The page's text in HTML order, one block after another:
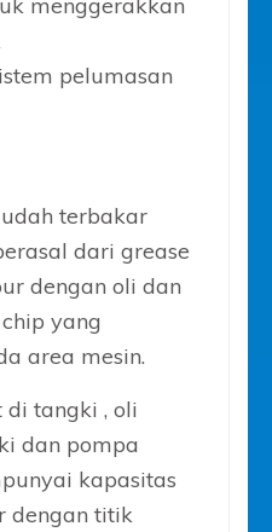
pelumasan
terbakar
dari grease
dengan oli dan
yang
area mesin.
tangki , oli
dan pompa
kapasitas
dengan titik